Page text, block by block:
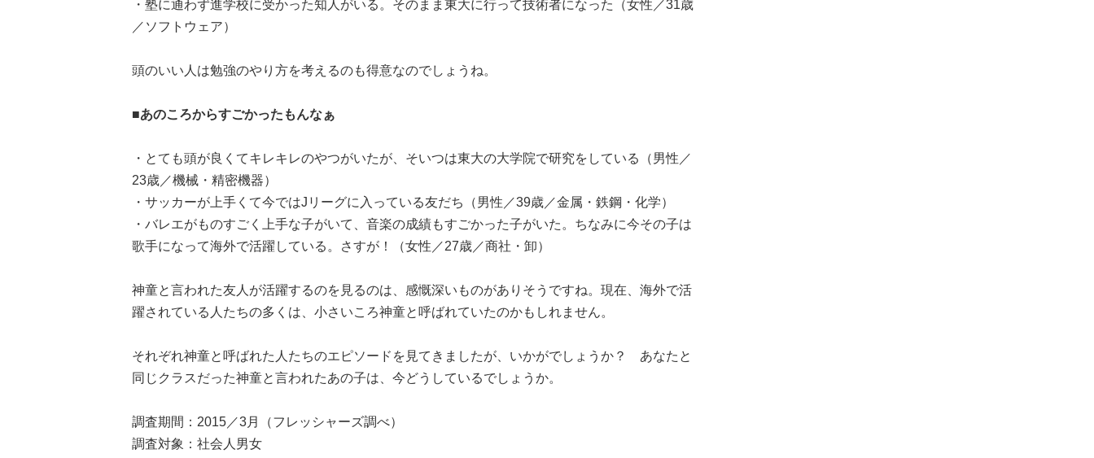
・塾に通わず進学校に受かった知人がいる。そのまま東大に行って技術者になった（女性／31歳
／ソフトウェア）
頭のいい人は勉強のやり方を考えるのも得意なのでしょうね。
■あのころからすごかったもんなぁ
・とても頭が良くてキレキレのやつがいたが、そいつは東大の大学院で研究をしている（男性／
23歳／機械・精密機器）
・サッカーが上手くて今ではJリーグに入っている友だち（男性／39歳／金属・鉄鋼・化学）
・バレエがものすごく上手な子がいて、音楽の成績もすごかった子がいた。ちなみに今その子は
歌手になって海外で活躍している。さすが！（女性／27歳／商社・卸）
神童と言われた友人が活躍するのを見るのは、感慨深いものがありそうですね。現在、海外で活
躍されている人たちの多くは、小さいころ神童と呼ばれていたのかもしれません。
それぞれ神童と呼ばれた人たちのエピソードを見てきましたが、いかがでしょうか？ あなたと
同じクラスだった神童と言われたあの子は、今どうしているでしょうか。
調査期間：2015／3月（フレッシャーズ調べ）
調査対象：社会人男女